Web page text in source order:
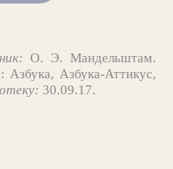
О. Э. Мандельштам.
Азбука-Аттикус,
30.09.17.